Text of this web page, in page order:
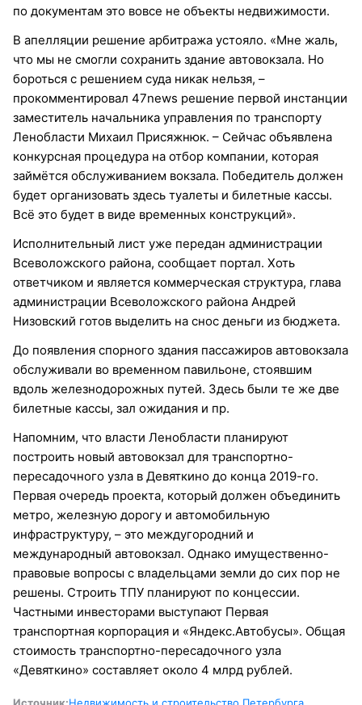
по документам это вовсе не объекты недвижимости.
В апелляции решение арбитража устояло. «Мне жаль,
что мы не смогли сохранить здание автовокзала. Но
бороться с решением суда никак нельзя, –
прокомментировал 47news решение первой инстанции
заместитель начальника управления по транспорту
Ленобласти Михаил Присяжнюк. – Сейчас объявлена
конкурсная процедура на отбор компании, которая
займётся обслуживанием вокзала. Победитель должен
будет организовать здесь туалеты и билетные кассы.
Всё это будет в виде временных конструкций».
Исполнительный лист уже передан администрации
Всеволожского района, сообщает портал. Хоть
ответчиком и является коммерческая структура, глава
администрации Всеволожского района Андрей
Низовский готов выделить на снос деньги из бюджета.
До появления спорного здания пассажиров автовокзала
обслуживали во временном павильоне, стоявшим
вдоль железнодорожных путей. Здесь были те же две
билетные кассы, зал ожидания и пр.
Напомним, что власти Ленобласти планируют
построить новый автовокзал для транспортно-
пересадочного узла в Девяткино до конца 2019-го.
Первая очередь проекта, который должен объединить
метро, железную дорогу и автомобильную
инфраструктуру, – это междугородний и
международный автовокзал. Однако имущественно-
правовые вопросы с владельцами земли до сих пор не
решены. Строить ТПУ планируют по концессии.
Частными инвесторами выступают Первая
транспортная корпорация и «Яндекс.Автобусы». Общая
стоимость транспортно-пересадочного узла
«Девяткино» составляет около 4 млрд рублей.
Источник:Недвижимость и строительство Петербурга